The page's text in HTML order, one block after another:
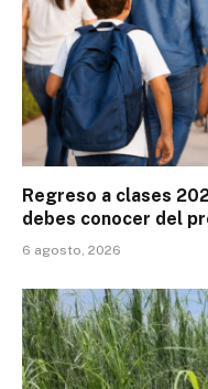
Regreso a clases
debes conocer del
6 agosto, 2026